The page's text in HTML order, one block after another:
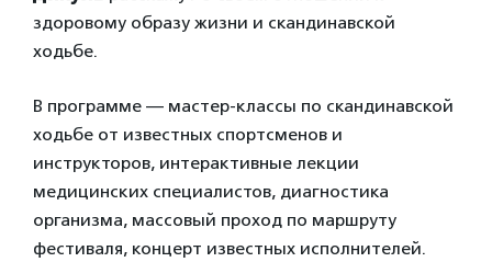
здоровому образу жизни и скандинавской
ходьбе.
В программе — мастер-классы по скандинавской
ходьбе от известных спортсменов и
инструкторов, интерактивные лекции
медицинских специалистов, диагностика
организма, массовый проход по маршруту
фестиваля, концерт известных исполнителей.